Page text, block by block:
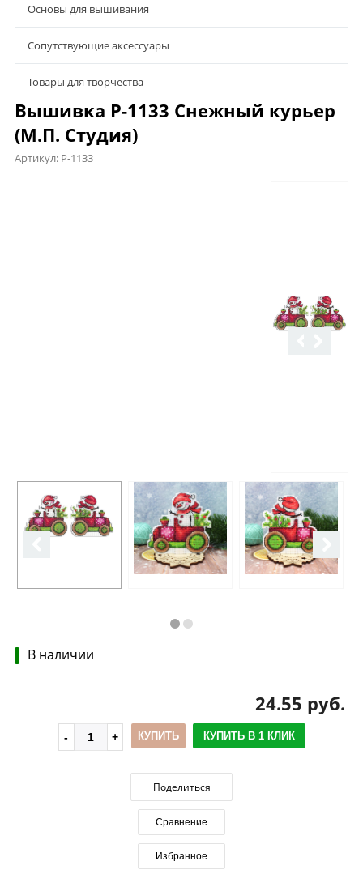
Основы для вышивания
Сопутствующие аксессуары
Товары для творчества
Вышивка Р-1133 Снежный курьер
(М.П. Студия)
Артикул: Р-1133
В наличии
24.55 руб.
КУПИТЬ КУПИТЬ В 1 КЛИК
Поделиться
Сравнение
Избранное